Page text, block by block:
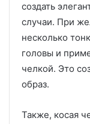
создать
случаи. При
несколько
головы и
челкой. Это
образ.
Также, косая